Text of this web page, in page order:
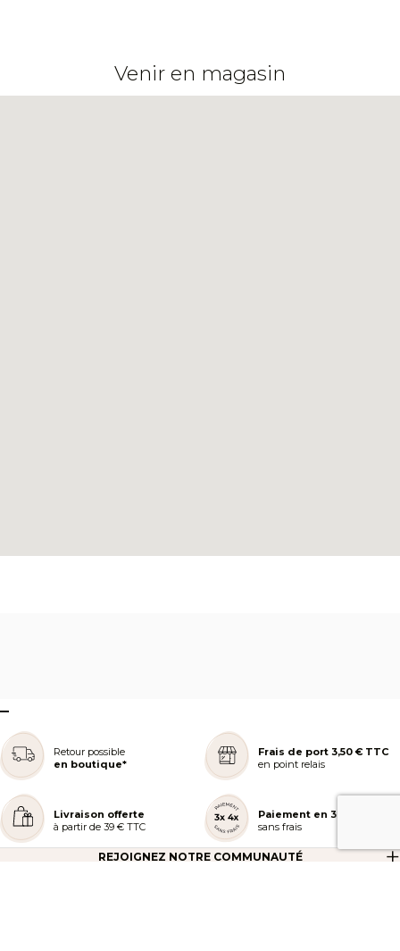
Venir en magasin
–
Retour possible
en boutique*
Frais de port 3,50 € TTC
en point relais
Livraison offerte
à partir de 39 € TTC
Paiement en 3 ou 4x
sans frais
REJOIGNEZ NOTRE COMMUNAUTÉ